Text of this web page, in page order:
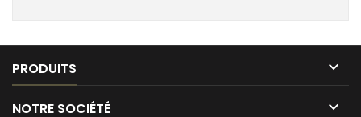
PRODUITS 
NOTRE SOCIÉTÉ 